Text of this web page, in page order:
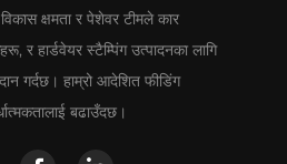
क्षमता र पेशेवर टीमले कार
र हार्डवेयर स्टैम्पिंग उत्पादनका लागि
गर्दछ। हाम्रो आदेशित फीडिंग
बढाउँदछ।